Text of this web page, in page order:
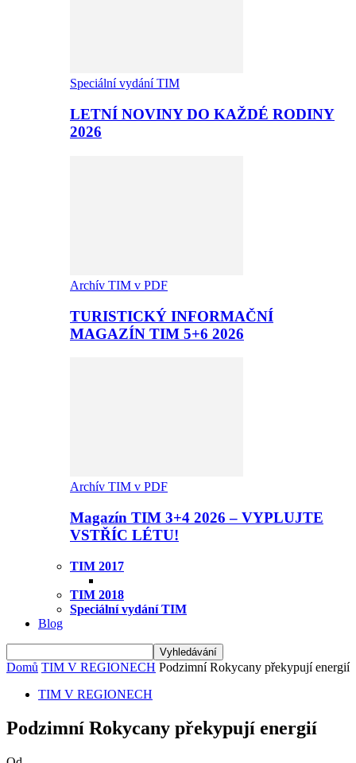
Speciální vydání TIM
LETNÍ NOVINY DO KAŽDÉ RODINY
2026
Archív TIM v PDF
TURISTICKÝ INFORMAČNÍ
MAGAZÍN TIM 5+6 2026
Archív TIM v PDF
Magazín TIM 3+4 2026 – VYPLUJTE
VSTŘÍC LÉTU!
TIM 2017
TIM 2018
Speciální vydání TIM
Blog
Domů TIM V REGIONECH Podzimní Rokycany překypují energií
TIM V REGIONECH
Podzimní Rokycany překypují energií